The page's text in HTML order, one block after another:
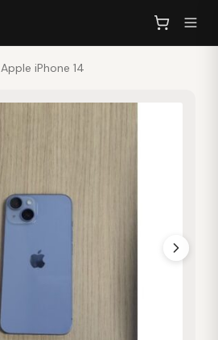
Apple iPhone 14